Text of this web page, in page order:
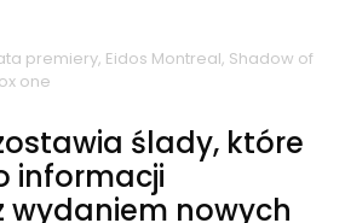
premiery, Eidos Montreal, Shadow of
one
ślady, które
informacji
wydaniem nowych